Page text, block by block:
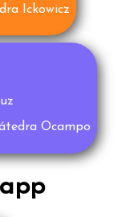
Ickowicz
Ocampo